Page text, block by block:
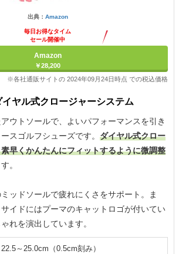
出典： Amazon
毎日お得なタイム
セール開催中
Amazon
￥28,200
※各社通販サイトの 2024年09月24日時点 での税込価格
ヤル式クロージャーシステム
ウトソールで、よいパフォーマンスを引き
スゴルフシューズです。 ダイヤル式クロー
早くかんたんにフィットするように微調整
。
ッドソールで疲れにくさをサポート。ま
イドにはプーマのキャットロゴが付いてい
れを演出しています。
22.5～25.0cm（0.5cm刻み）